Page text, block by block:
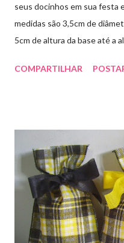
seus docinhos em sua festa
medidas são 3,5cm de
5cm de altura da base até a
enfeitar sua festa!!!
COMPARTILHAR